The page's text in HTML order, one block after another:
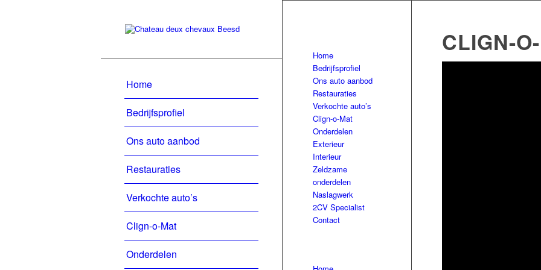
Home
Bedrijfsprofiel
Ons auto aanbod
Restauraties
Verkochte auto’s
Clign-o-Mat
Onderdelen
CLIGN-
Home
Bedrijfsprofiel
Ons auto aanbod
Restauraties
Verkochte auto’s
Clign-o-Mat
Onderdelen
Exterieur
Interieur
Zeldzame
onderdelen
Naslagwerk
2CV Specialist
Contact